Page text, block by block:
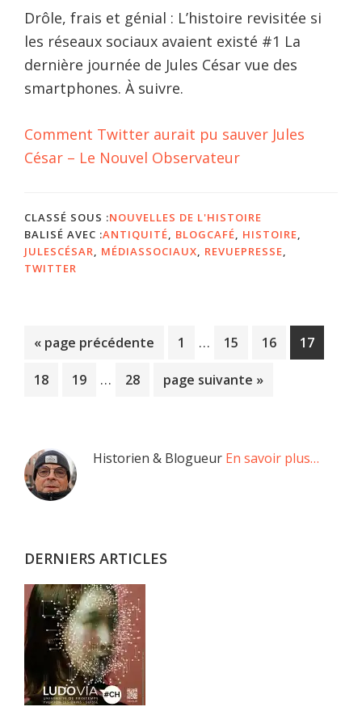
Drôle, frais et génial : L’histoire revisitée si
les réseaux sociaux avaient existé #1 La
dernière journée de Jules César vue des
smartphones. À suivre.
Comment Twitter aurait pu sauver Jules
César – Le Nouvel Observateur
CLASSÉ SOUS :NOUVELLES DE L'HISTOIRE
BALISÉ AVEC :ANTIQUITÉ BLOGCAFÉ HISTOIRE
JULESCÉSAR
MÉDIASSOCIAUX REVUEPRESSE
TWITTER
« Aller
la
page précédente Page
1
Pages
omises
… Page
15 Page
16 Page
17
Page
18 Page
19
Pages
… Page
28
Aller
page suivante »
Barre
latérale
Historien & Blogueur En savoir plus…
DERNIERS ARTICLES